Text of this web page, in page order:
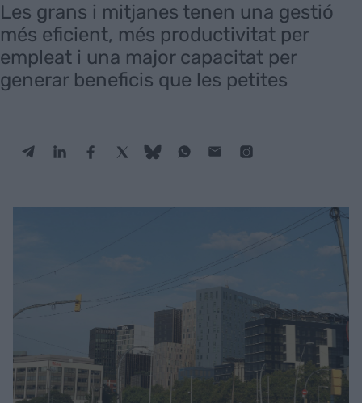
Les grans i mitjanes tenen una gestió
més eficient, més productivitat per
empleat i una major capacitat per
generar beneficis que les petites